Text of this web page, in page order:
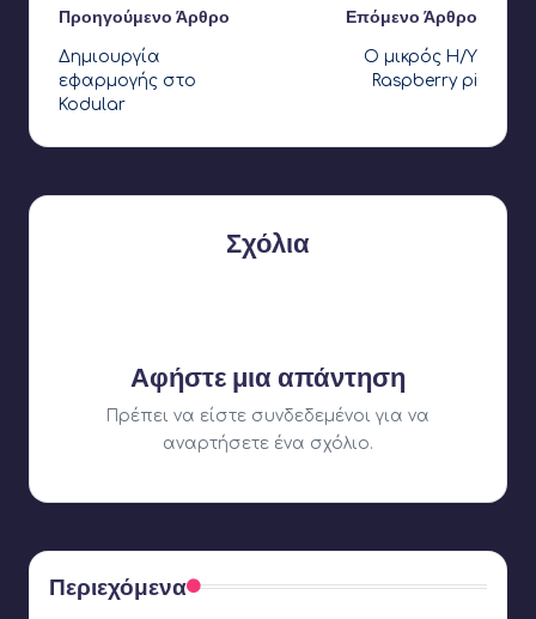
Πλοήγηση
δημοσιεύσεων
Προηγούμενο Άρθρο
Δημιουργία
εφαρμογής στο
Kodular
Επόμενο Άρθρο
Ο μικρός Η/Υ
Raspberry pi
Σχόλια
Αφήστε μια απάντηση
Πρέπει να είστε συνδεδεμένοι για να
αναρτήσετε ένα σχόλιο.
Περιεχόμενα